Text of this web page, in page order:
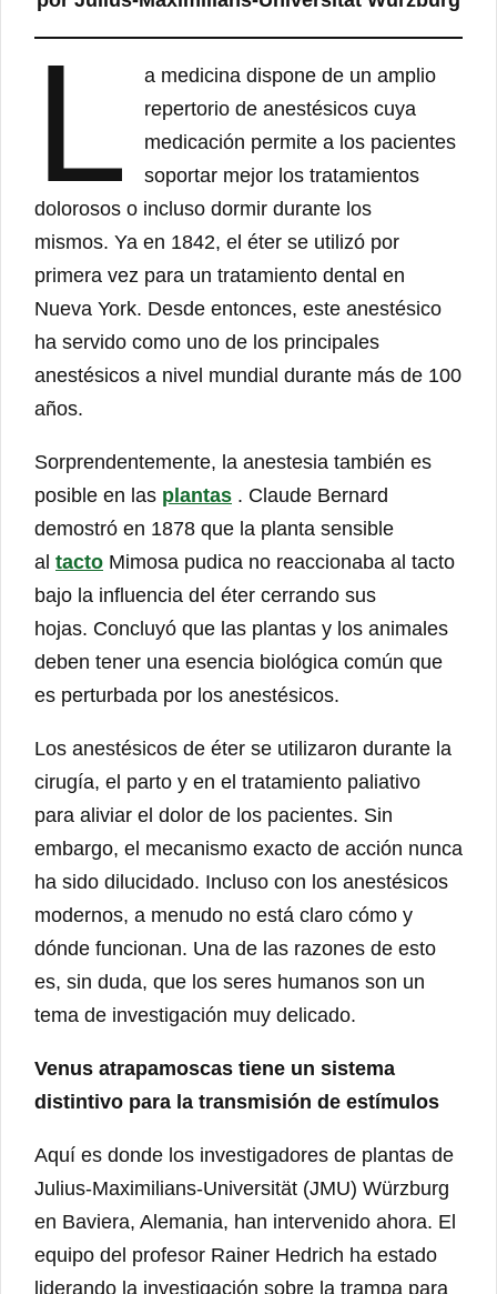
L
a medicina dispone de un amplio
repertorio de anestésicos cuya
medicación permite a los pacientes
soportar mejor los tratamientos
dolorosos o incluso dormir durante los
mismos. Ya en 1842, el éter se utilizó por
primera vez para un tratamiento dental en
Nueva York. Desde entonces, este anestésico
ha servido como uno de los principales
anestésicos a nivel mundial durante más de 100
años.
Sorprendentemente, la anestesia también es
posible en las plantas . Claude Bernard
demostró en 1878 que la planta sensible
al tacto Mimosa pudica no reaccionaba al tacto
bajo la influencia del éter cerrando sus
hojas. Concluyó que las plantas y los animales
deben tener una esencia biológica común que
es perturbada por los anestésicos.
Los anestésicos de éter se utilizaron durante la
cirugía, el parto y en el tratamiento paliativo
para aliviar el dolor de los pacientes. Sin
embargo, el mecanismo exacto de acción nunca
ha sido dilucidado. Incluso con los anestésicos
modernos, a menudo no está claro cómo y
dónde funcionan. Una de las razones de esto
es, sin duda, que los seres humanos son un
tema de investigación muy delicado.
Venus atrapamoscas tiene un sistema
distintivo para la transmisión de estímulos
Aquí es donde los investigadores de plantas de
Julius-Maximilians-Universität (JMU) Würzburg
en Baviera, Alemania, han intervenido ahora. El
equipo del profesor Rainer Hedrich ha estado
liderando la investigación sobre la trampa para